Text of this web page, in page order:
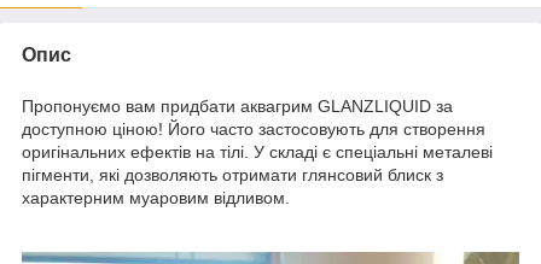
Опис
Пропонуємо вам придбати аквагрим GLANZLIQUID за
доступною ціною! Його часто застосовують для створення
оригінальних ефектів на тілі. У складі є спеціальні металеві
пігменти, які дозволяють отримати глянсовий блиск з
характерним муаровим відливом.